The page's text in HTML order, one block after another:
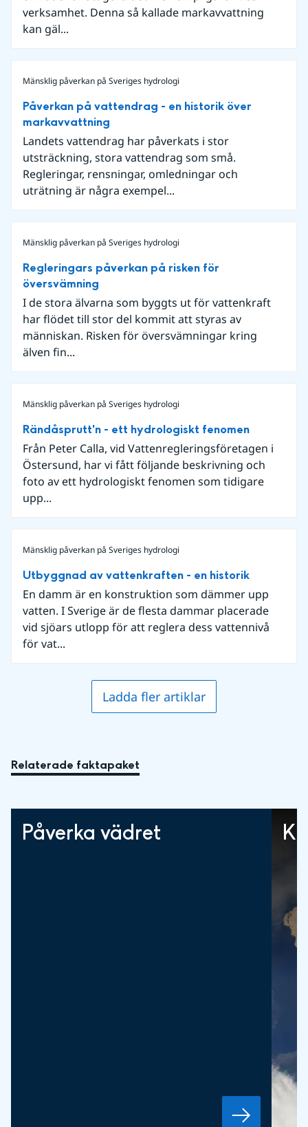
verksamhet. Denna så kallade markavvattning
kan gäl...
Mänsklig påverkan på Sveriges hydrologi
Påverkan på vattendrag - en historik över
markavvattning
Landets vattendrag har påverkats i stor
utsträckning, stora vattendrag som små.
Regleringar, rensningar, omledningar och
uträtning är några exempel...
Mänsklig påverkan på Sveriges hydrologi
Regleringars påverkan på risken för
översvämning
I de stora älvarna som byggts ut för vattenkraft
har flödet till stor del kommit att styras av
människan. Risken för översvämningar kring
älven fin...
Mänsklig påverkan på Sveriges hydrologi
Rändåsprutt'n - ett hydrologiskt fenomen
Från Peter Calla, vid Vattenregleringsföretagen i
Östersund, har vi fått följande beskrivning och
foto av ett hydrologiskt fenomen som tidigare
upp...
Mänsklig påverkan på Sveriges hydrologi
Utbyggnad av vattenkraften - en historik
En damm är en konstruktion som dämmer upp
vatten. I Sverige är de flesta dammar placerade
vid sjöars utlopp för att reglera dess vattennivå
för vat...
Ladda fler artiklar
Relaterade faktapaket
Påverka vädret